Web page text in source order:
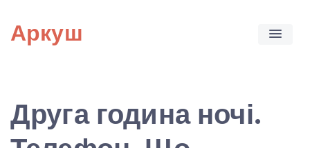
content
Аркуш
Друга година ночі.